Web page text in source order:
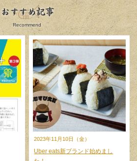
おすすめ記事
Recommend
2023年11月10日（金）
Uber eats新ブランド始めまし